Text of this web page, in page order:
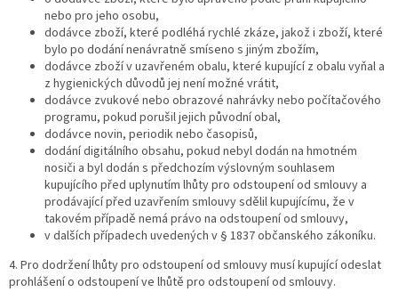
nebo pro jeho osobu,
dodávce zboží, které podléhá rychlé zkáze, jakož i zboží, které
bylo po dodání nenávratně smíseno s jiným zbožím,
dodávce zboží v uzavřeném obalu, které kupující z obalu vyňal a
z hygienických důvodů jej není možné vrátit,
dodávce zvukové nebo obrazové nahrávky nebo počítačového
programu, pokud porušil jejich původní obal,
dodávce novin, periodik nebo časopisů,
dodání digitálního obsahu, pokud nebyl dodán na hmotném
nosiči a byl dodán s předchozím výslovným souhlasem
kupujícího před uplynutím lhůty pro odstoupení od smlouvy a
prodávající před uzavřením smlouvy sdělil kupujícímu, že v
takovém případě nemá právo na odstoupení od smlouvy,
v dalších případech uvedených v § 1837 občanského zákoníku.
4. Pro dodržení lhůty pro odstoupení od smlouvy musí kupující odeslat
prohlášení o odstoupení ve lhůtě pro odstoupení od smlouvy.